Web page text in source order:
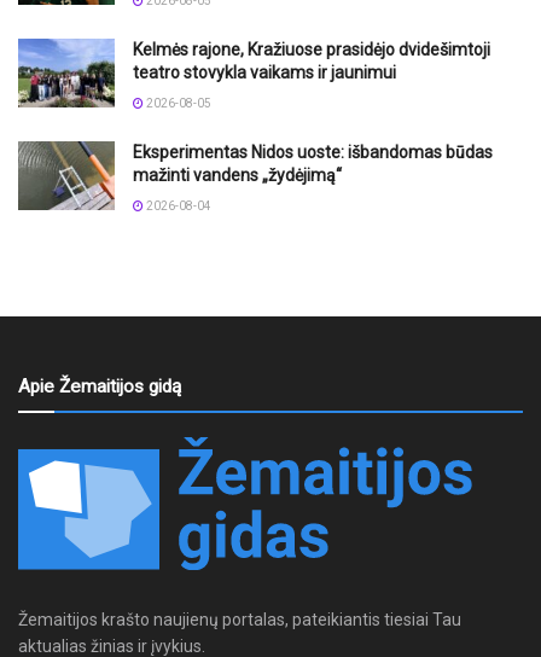
Kelmės rajone, Kražiuose prasidėjo dvidešimtoji
teatro stovykla vaikams ir jaunimui
2026-08-05
Eksperimentas Nidos uoste: išbandomas būdas
mažinti vandens „žydėjimą“
2026-08-04
Apie Žemaitijos gidą
Žemaitijos krašto naujienų portalas, pateikiantis tiesiai Tau
aktualias žinias ir įvykius.